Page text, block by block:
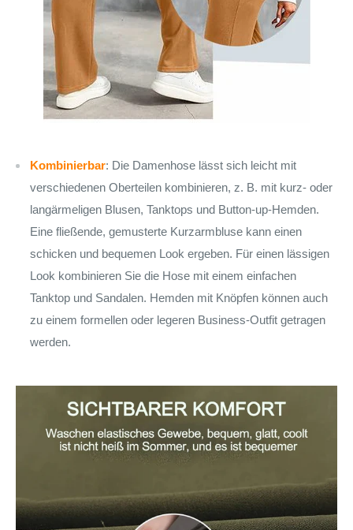
Kombinierbar: Die Damenhose lässt sich leicht mit
verschiedenen Oberteilen kombinieren, z. B. mit kurz- oder
langärmeligen Blusen, Tanktops und Button-up-Hemden.
Eine fließende, gemusterte Kurzarmbluse kann einen
schicken und bequemen Look ergeben. Für einen lässigen
Look kombinieren Sie die Hose mit einem einfachen
Tanktop und Sandalen. Hemden mit Knöpfen können auch
zu einem formellen oder legeren Business-Outfit getragen
werden.